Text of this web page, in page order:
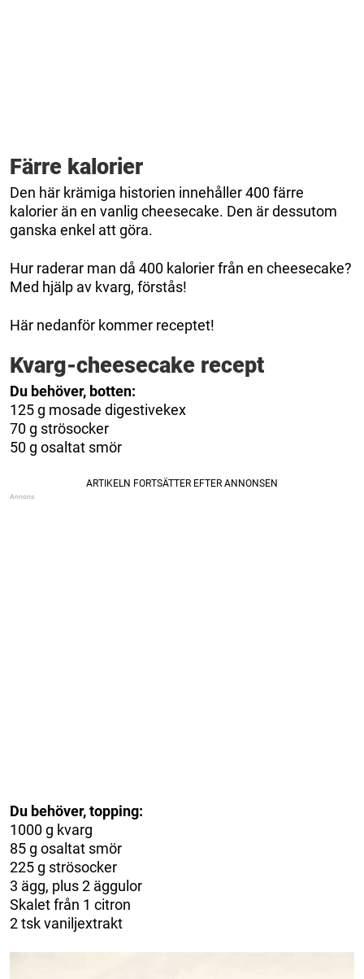
Färre kalorier
Den här krämiga historien innehåller 400 färre
kalorier än en vanlig cheesecake. Den är dessutom
ganska enkel att göra.
Hur raderar man då 400 kalorier från en cheesecake?
Med hjälp av kvarg, förstås!
Här nedanför kommer receptet!
Kvarg-cheesecake recept
Du behöver, botten:
125 g mosade digestivekex
70 g strösocker
50 g osaltat smör
Du behöver, topping:
1000 g kvarg
85 g osaltat smör
225 g strösocker
3 ägg, plus 2 äggulor
Skalet från 1 citron
2 tsk vaniljextrakt